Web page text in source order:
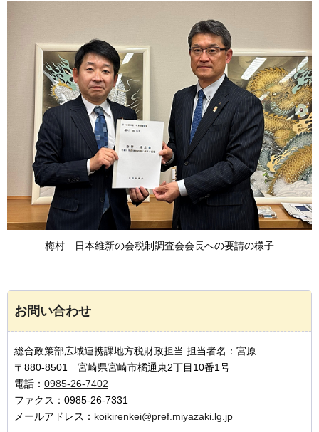
梅村 日本維新の会税制調査会会長への要請の様子
お問い合わせ
総合政策部広域連携課地方税財政担当 担当者名：宮原
〒880-8501 宮崎県宮崎市橘通東2丁目10番1号
電話： 0985-26-7402
ファクス：0985-26-7331
メールアドレス： koikirenkei@pref.miyazaki.lg.jp